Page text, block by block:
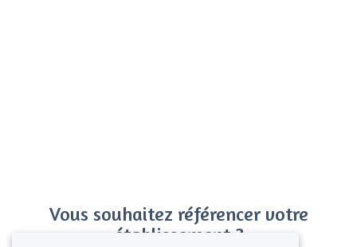
Vous souhaitez référencer votre
établissement ?